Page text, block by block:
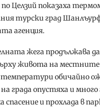
по Целзий показаха
турски град
агенция.
жега продължава
живота на
обичайно
на града опустяха и
спасение и прохлада в